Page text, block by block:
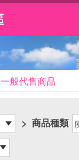
一般代售商品
> 商品種類